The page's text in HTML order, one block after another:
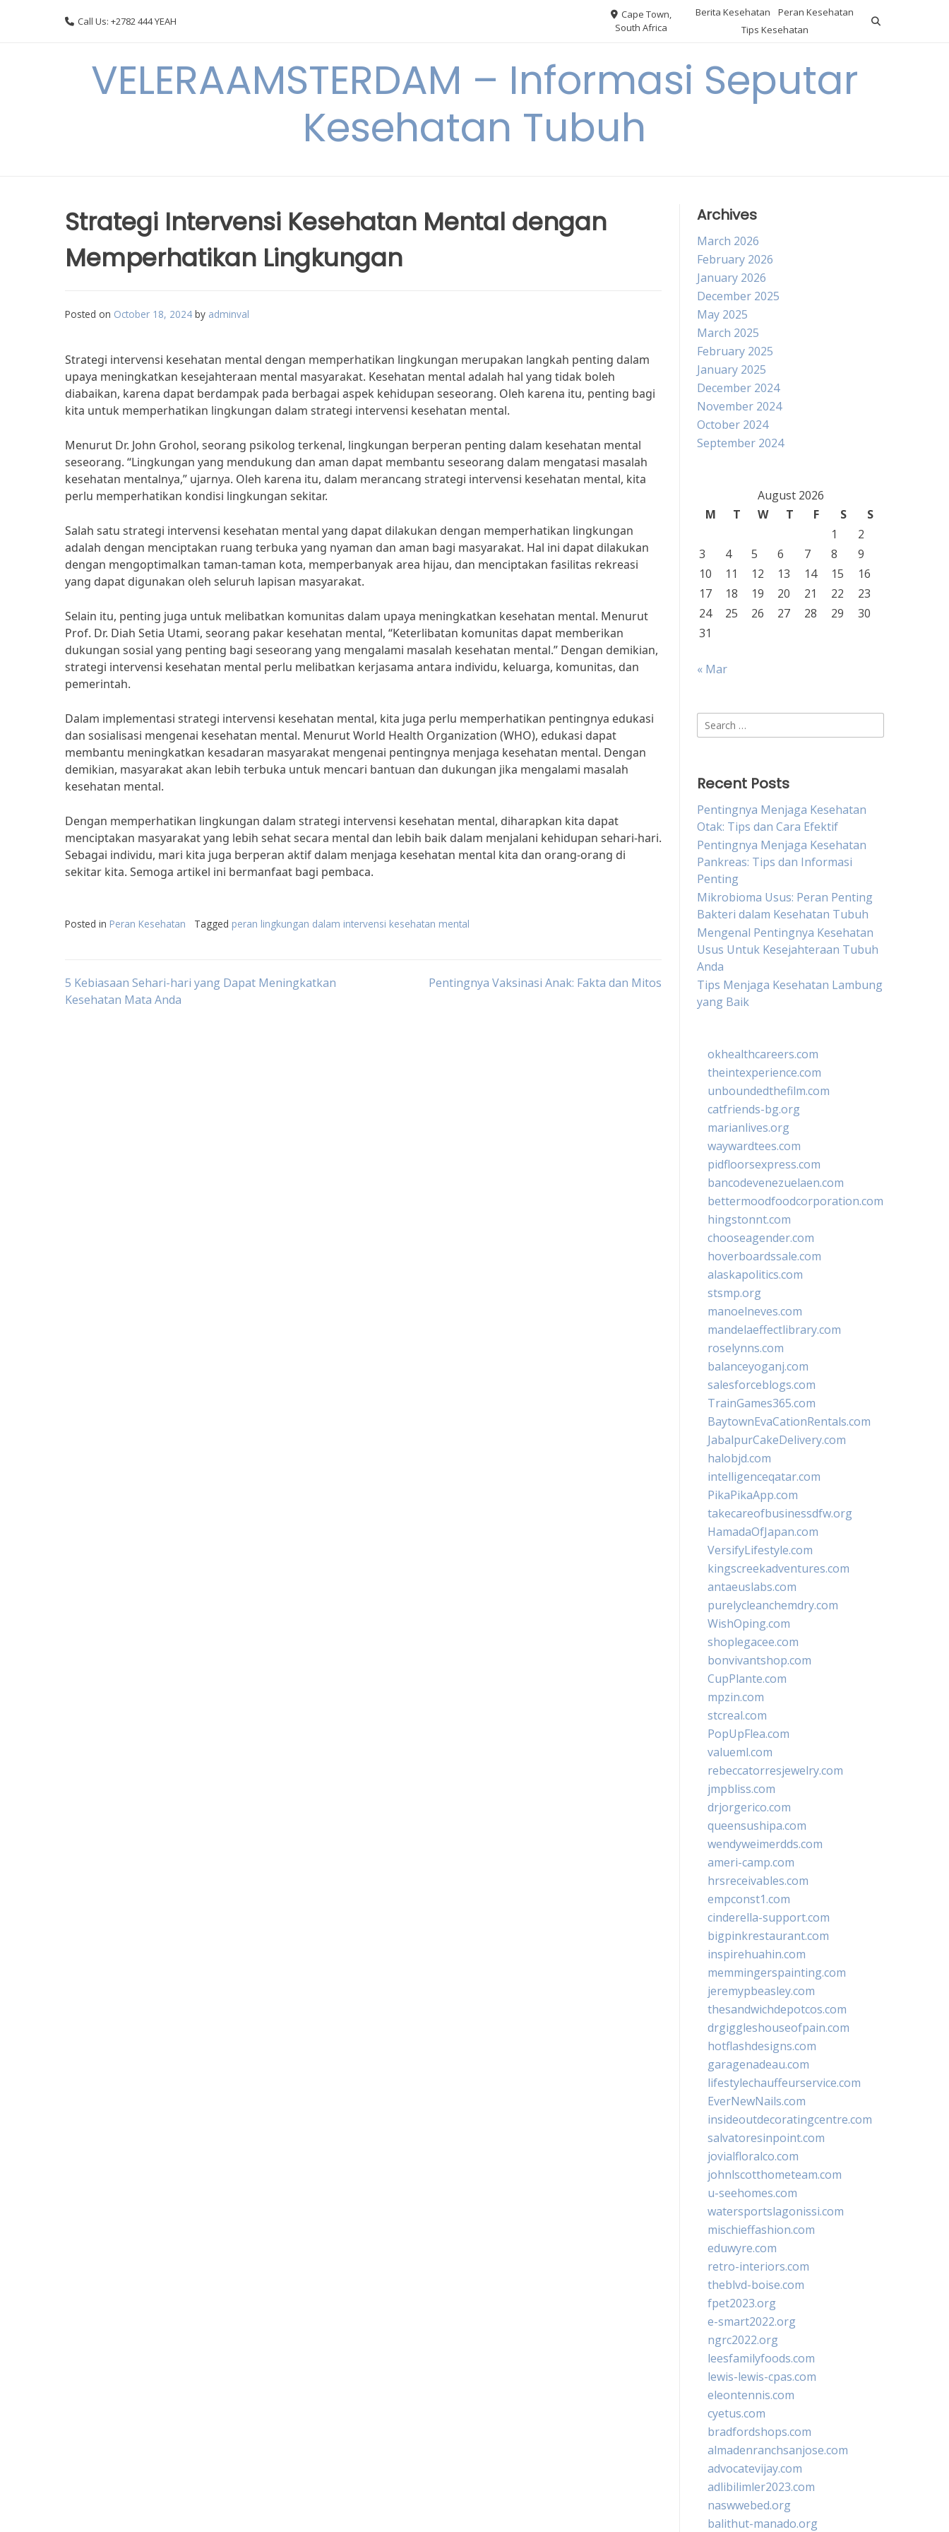
Call Us: +2782 444 YEAH
Cape Town,
South Africa
Berita Kesehatan
Peran Kesehatan
Tips Kesehatan
VELERAAMSTERDAM – Informasi Seputar
Kesehatan Tubuh
Strategi Intervensi Kesehatan Mental dengan
Memperhatikan Lingkungan
Posted on October 18, 2024 by adminval
Strategi intervensi kesehatan mental dengan memperhatikan lingkungan merupakan langkah penting dalam
upaya meningkatkan kesejahteraan mental masyarakat. Kesehatan mental adalah hal yang tidak boleh
diabaikan, karena dapat berdampak pada berbagai aspek kehidupan seseorang. Oleh karena itu, penting bagi
kita untuk memperhatikan lingkungan dalam strategi intervensi kesehatan mental.
Menurut Dr. John Grohol, seorang psikolog terkenal, lingkungan berperan penting dalam kesehatan mental
seseorang. “Lingkungan yang mendukung dan aman dapat membantu seseorang dalam mengatasi masalah
kesehatan mentalnya,” ujarnya. Oleh karena itu, dalam merancang strategi intervensi kesehatan mental, kita
perlu memperhatikan kondisi lingkungan sekitar.
Salah satu strategi intervensi kesehatan mental yang dapat dilakukan dengan memperhatikan lingkungan
adalah dengan menciptakan ruang terbuka yang nyaman dan aman bagi masyarakat. Hal ini dapat dilakukan
dengan mengoptimalkan taman-taman kota, memperbanyak area hijau, dan menciptakan fasilitas rekreasi
yang dapat digunakan oleh seluruh lapisan masyarakat.
Selain itu, penting juga untuk melibatkan komunitas dalam upaya meningkatkan kesehatan mental. Menurut
Prof. Dr. Diah Setia Utami, seorang pakar kesehatan mental, “Keterlibatan komunitas dapat memberikan
dukungan sosial yang penting bagi seseorang yang mengalami masalah kesehatan mental.” Dengan demikian,
strategi intervensi kesehatan mental perlu melibatkan kerjasama antara individu, keluarga, komunitas, dan
pemerintah.
Dalam implementasi strategi intervensi kesehatan mental, kita juga perlu memperhatikan pentingnya edukasi
dan sosialisasi mengenai kesehatan mental. Menurut World Health Organization (WHO), edukasi dapat
membantu meningkatkan kesadaran masyarakat mengenai pentingnya menjaga kesehatan mental. Dengan
demikian, masyarakat akan lebih terbuka untuk mencari bantuan dan dukungan jika mengalami masalah
kesehatan mental.
Dengan memperhatikan lingkungan dalam strategi intervensi kesehatan mental, diharapkan kita dapat
menciptakan masyarakat yang lebih sehat secara mental dan lebih baik dalam menjalani kehidupan sehari-hari.
Sebagai individu, mari kita juga berperan aktif dalam menjaga kesehatan mental kita dan orang-orang di
sekitar kita. Semoga artikel ini bermanfaat bagi pembaca.
Posted in Peran Kesehatan Tagged peran lingkungan dalam intervensi kesehatan mental
Post
5 Kebiasaan Sehari-hari yang Dapat Meningkatkan
Kesehatan Mata Anda
Pentingnya Vaksinasi Anak: Fakta dan Mitos
Archives
March 2026
February 2026
January 2026
December 2025
May 2025
March 2025
February 2025
January 2025
December 2024
November 2024
October 2024
September 2024
August 2026
M
T W T F S
S
1
2
3
4 5 6 7 8
9
10
11 12 13 14 15
16
17
18 19 20 21 22
23
24
25 26 27 28 29
30
31
« Mar
Search
for:
Recent Posts
Pentingnya Menjaga Kesehatan
Otak: Tips dan Cara Efektif
Pentingnya Menjaga Kesehatan
Pankreas: Tips dan Informasi
Penting
Mikrobioma Usus: Peran Penting
Bakteri dalam Kesehatan Tubuh
Mengenal Pentingnya Kesehatan
Usus Untuk Kesejahteraan Tubuh
Anda
Tips Menjaga Kesehatan Lambung
yang Baik
okhealthcareers.com
theintexperience.com
unboundedthefilm.com
catfriends-bg.org
marianlives.org
waywardtees.com
pidfloorsexpress.com
bancodevenezuelaen.com
bettermoodfoodcorporation.com
hingstonnt.com
chooseagender.com
hoverboardssale.com
alaskapolitics.com
stsmp.org
manoelneves.com
mandelaeffectlibrary.com
roselynns.com
balanceyoganj.com
salesforceblogs.com
TrainGames365.com
BaytownEvaCationRentals.com
JabalpurCakeDelivery.com
halobjd.com
intelligenceqatar.com
PikaPikaApp.com
takecareofbusinessdfw.org
HamadaOfJapan.com
VersifyLifestyle.com
kingscreekadventures.com
antaeuslabs.com
purelycleanchemdry.com
WishOping.com
shoplegacee.com
bonvivantshop.com
CupPlante.com
mpzin.com
stcreal.com
PopUpFlea.com
valueml.com
rebeccatorresjewelry.com
jmpbliss.com
drjorgerico.com
queensushipa.com
wendyweimerdds.com
ameri-camp.com
hrsreceivables.com
empconst1.com
cinderella-support.com
bigpinkrestaurant.com
inspirehuahin.com
memmingerspainting.com
jeremypbeasley.com
thesandwichdepotcos.com
drgiggleshouseofpain.com
hotflashdesigns.com
garagenadeau.com
lifestylechauffeurservice.com
EverNewNails.com
insideoutdecoratingcentre.com
salvatoresinpoint.com
jovialfloralco.com
johnlscotthometeam.com
u-seehomes.com
watersportslagonissi.com
mischieffashion.com
eduwyre.com
retro-interiors.com
theblvd-boise.com
fpet2023.org
e-smart2022.org
ngrc2022.org
leesfamilyfoods.com
lewis-lewis-cpas.com
eleontennis.com
cyetus.com
bradfordshops.com
almadenranchsanjose.com
advocatevijay.com
adlibilimler2023.com
naswwebed.org
balithut-manado.org